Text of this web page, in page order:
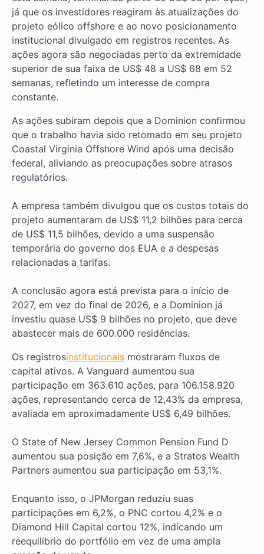
já que os investidores reagiram às atualizações do
projeto eólico offshore e ao novo posicionamento
institucional divulgado em registros recentes. As
ações agora são negociadas perto da extremidade
superior de sua faixa de US$ 48 a US$ 68 em 52
semanas, refletindo um interesse de compra
constante.
As ações subiram depois que a Dominion confirmou
que o trabalho havia sido retomado em seu projeto
Coastal Virginia Offshore Wind após uma decisão
federal, aliviando as preocupações sobre atrasos
regulatórios.
A empresa também divulgou que os custos totais do
projeto aumentaram de US$ 11,2 bilhões para cerca
de US$ 11,5 bilhões, devido a uma suspensão
temporária do governo dos EUA e a despesas
relacionadas a tarifas.
A conclusão agora está prevista para o início de
2027, em vez do final de 2026, e a Dominion já
investiu quase US$ 9 bilhões no projeto, que deve
abastecer mais de 600.000 residências.
Os registrosinstitucionais mostraram fluxos de
capital ativos. A Vanguard aumentou sua
participação em 363.610 ações, para 106.158.920
ações, representando cerca de 12,43% da empresa,
avaliada em aproximadamente US$ 6,49 bilhões.
O State of New Jersey Common Pension Fund D
aumentou sua posição em 7,6%, e a Stratos Wealth
Partners aumentou sua participação em 53,1%.
Enquanto isso, o JPMorgan reduziu suas
participações em 6,2%, o PNC cortou 4,2% e o
Diamond Hill Capital cortou 12%, indicando um
reequilíbrio do portfólio em vez de uma ampla